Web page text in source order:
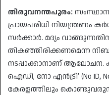
തിരുവനന്തപുരം:
പ്രായപരിധി നിയന്ത്രണം
സർക്കാർ. മദ്യം
തികഞ്ഞിരിക്കണമെന്ന
നടപ്പാക്കാനാണ്
ഐഡി, നോ എൻട്രി’ (No ID,
കേരളത്തിലും